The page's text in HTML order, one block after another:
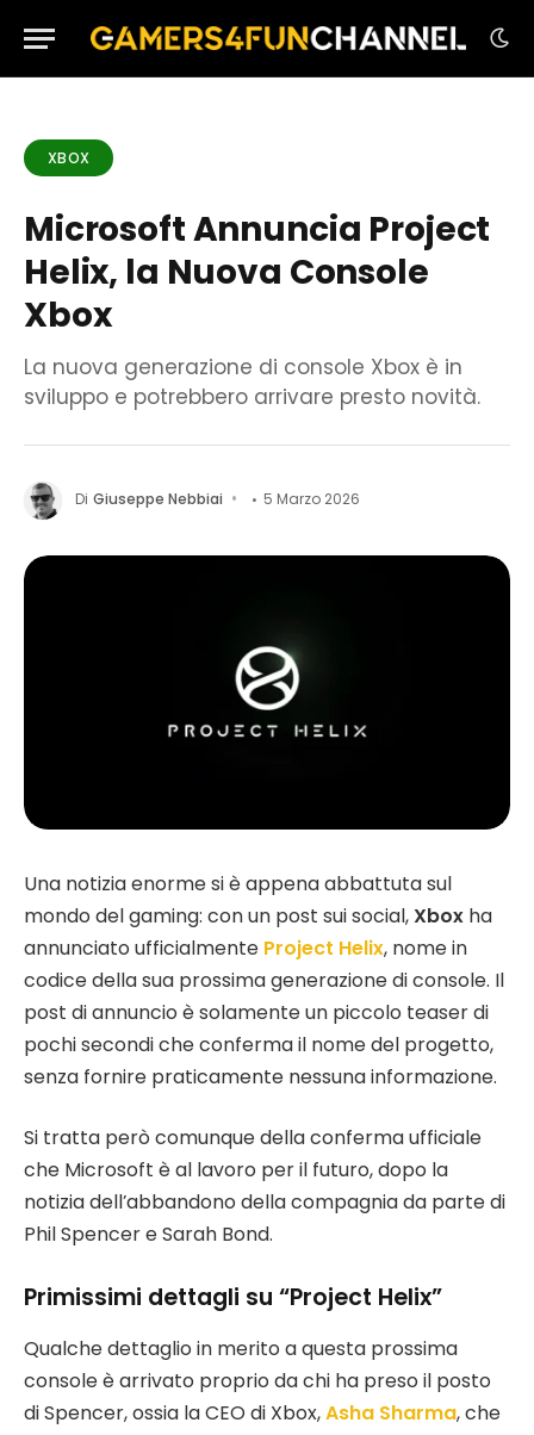
XBOX
Microsoft Annuncia Project
Helix, la Nuova Console
Xbox
La nuova generazione di console Xbox è in
sviluppo e potrebbero arrivare presto novità.
Di Giuseppe Nebbiai 5 Marzo 2026
Una notizia enorme si è appena abbattuta sul
mondo del gaming: con un post sui social,Xbox ha
annunciato ufficialmente Project Helix, nome in
codice della sua prossima generazione di console. Il
post di annuncio è solamente un piccolo teaser di
pochi secondi che conferma il nome del progetto,
senza fornire praticamente nessuna informazione.
Si tratta però comunque della conferma ufficiale
che Microsoft è al lavoro per il futuro, dopo la
notizia dell’abbandono della compagnia da parte di
Phil Spencer e Sarah Bond.
Primissimi dettagli su “Project Helix”
Qualche dettaglio in merito a questa prossima
console è arrivato proprio da chi ha preso il posto
di Spencer, ossia la CEO di Xbox,Asha Sharma, che